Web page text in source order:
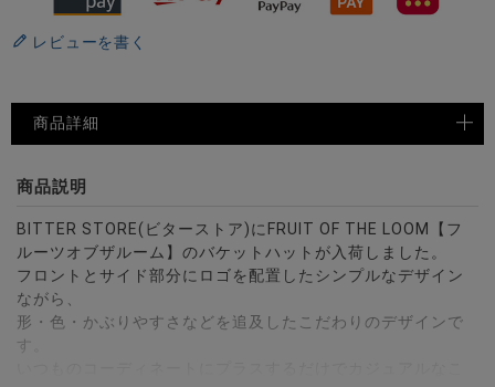
レビューを書く
商品詳細
商品説明
BITTER STORE(ビターストア)にFRUIT OF THE LOOM【フ
ルーツオブザルーム】のバケットハットが入荷しました。
フロントとサイド部分にロゴを配置したシンプルなデザイン
ながら、
形・色・かぶりやすさなどを追及したこだわりのデザインで
す。